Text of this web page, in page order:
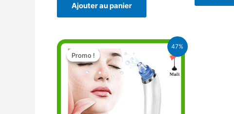
Ajouter au panier
47%
Promo !
Promo !
Le
prix
initial
était :
21.900 CFA.
Le
actuel
est :
11.500 CFA.